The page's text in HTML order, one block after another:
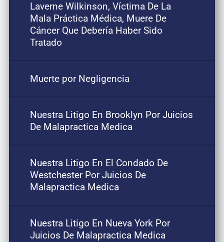
Laverne Wilkinson, Víctima De La
Mala Práctica Médica, Muere De
Cáncer Que Debería Haber Sido
Tratado
Muerte por Negligencia
Nuestra Litigo En Brooklyn Por Juicios
De Malapractica Medica
Nuestra Litigo En El Condado De
Westchester Por Juicios De
Malapractica Medica
Nuestra Litigo En Nueva York Por
Juicios De Malapractica Medica